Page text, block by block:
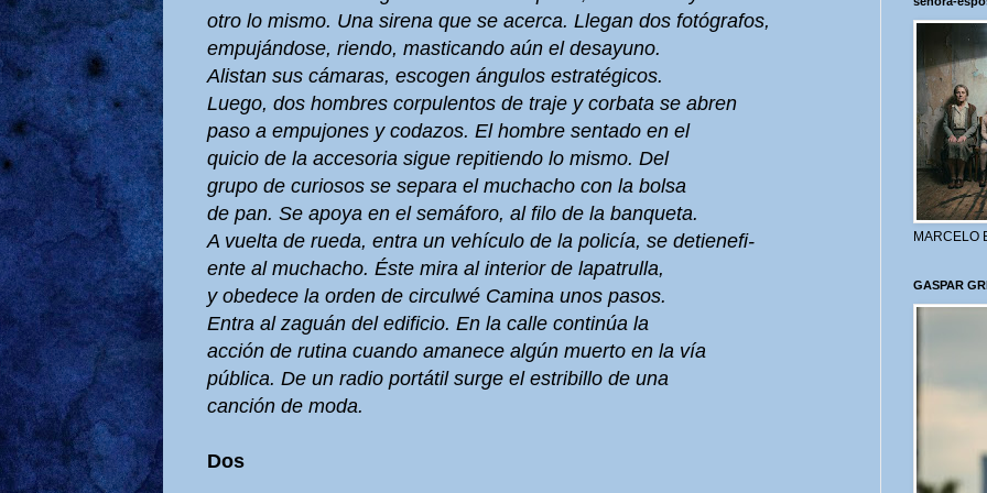
otro lo mismo. Una sirena que se acerca. Llegan dos fotógrafos,
empujándose, riendo, masticando aún el desayuno.
Alistan sus cámaras, escogen ángulos estratégicos.
Luego, dos hombres corpulentos de traje y corbata se abren
paso a empujones y codazos. El hombre sentado en el
quicio de la accesoria sigue repitiendo lo mismo. Del
grupo de curiosos se separa el muchacho con la bolsa
de pan. Se apoya en el semáforo, al filo de la banqueta.
A vuelta de rueda, entra un vehículo de la policía, se detienefi-
ente al muchacho. Éste mira al interior de lapatrulla,
y obedece la orden de circulwé Camina unos pasos.
Entra al zaguán del edificio. En la calle continúa la
acción de rutina cuando amanece algún muerto en la vía
pública. De un radio portátil surge el estribillo de una
canción de moda.
Dos
MARCELO
GASPAR